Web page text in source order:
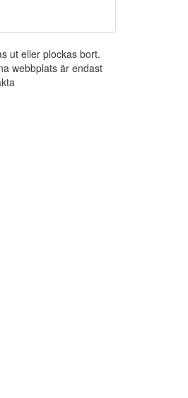
ut eller plockas bort.
webbplats är endast